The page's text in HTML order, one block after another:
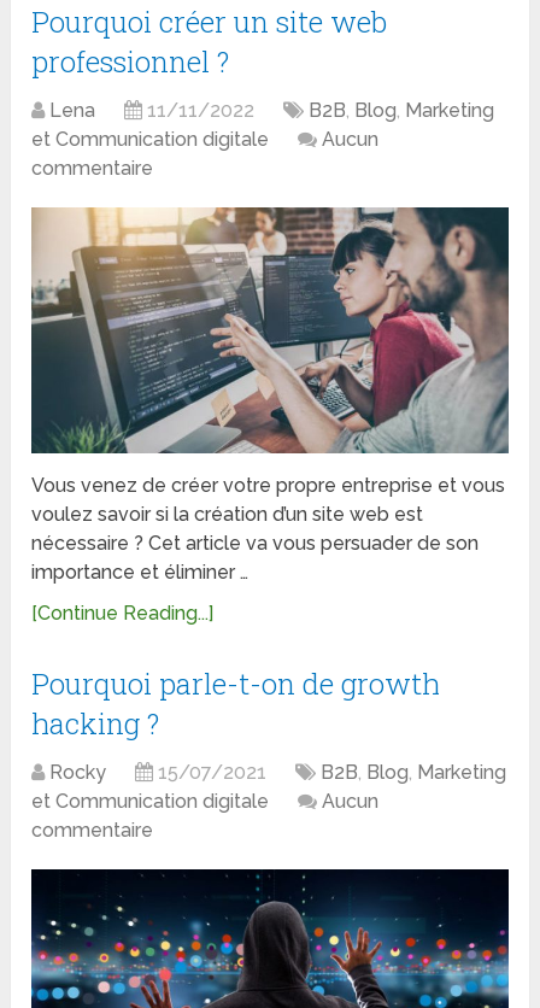
Pourquoi créer un site web
professionnel ?
Lena 11/11/2022 B2B, Blog, Marketing
et Communication digitale
Aucun
commentaire
Vous venez de créer votre propre entreprise et vous
voulez savoir si la création d’un site web est
nécessaire ? Cet article va vous persuader de son
importance et éliminer …
[Continue Reading...]
Pourquoi parle-t-on de growth
hacking ?
Rocky 15/07/2021 B2B, Blog, Marketing
et Communication digitale
Aucun
commentaire